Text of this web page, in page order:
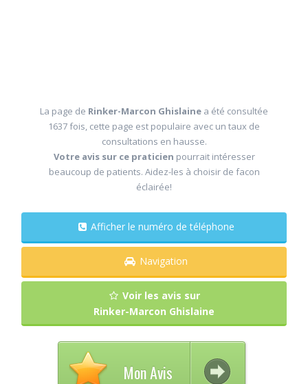
La page de Rinker-Marcon Ghislaine a été consultée
1637 fois, cette page est populaire avec un taux de
consultations en hausse.
Votre avis sur ce praticien pourrait intéresser
beaucoup de patients. Aidez-les à choisir de facon
éclairée!
Afficher le numéro de téléphone
Navigation
Voir les avis sur
Rinker-Marcon Ghislaine
Mon Avis